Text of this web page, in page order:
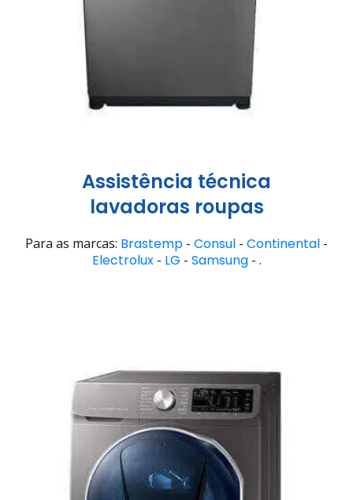
Assistência técnica
lavadoras roupas
Para as marcas: Brastemp - Consul - Continental -
Electrolux- LG - Samsung- .